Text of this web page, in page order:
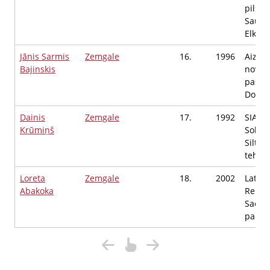
Jānis Sarmis
Bajinskis
Zemgale 16. 1996
Dainis
Krūmiņš
Zemgale 17. 1992
SIA
Loreta
Abakoka
Zemgale 18. 2002
palīgs